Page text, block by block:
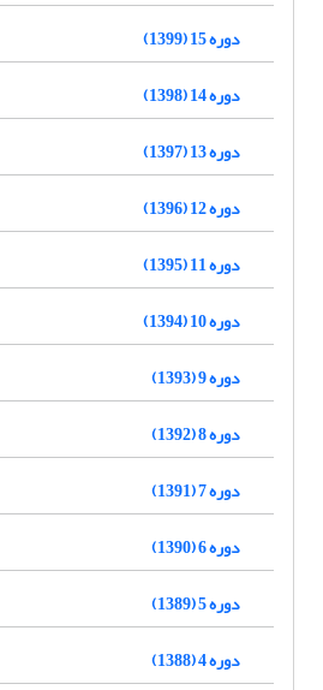
دوره 15 (1399)
دوره 14 (1398)
دوره 13 (1397)
دوره 12 (1396)
دوره 11 (1395)
دوره 10 (1394)
دوره 9 (1393)
دوره 8 (1392)
دوره 7 (1391)
دوره 6 (1390)
دوره 5 (1389)
دوره 4 (1388)